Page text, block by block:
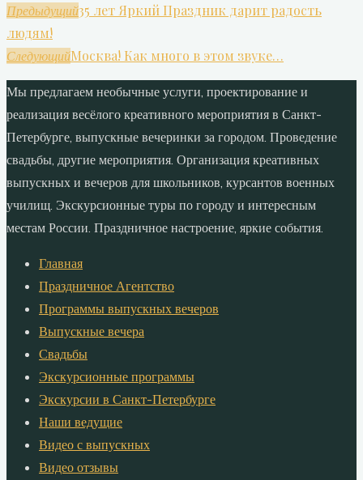
Предыдущий35 лет Яркий Праздник дарит радость
людям!
СледующийМосква! Как много в этом звуке…
Мы предлагаем необычные услуги, проектирование и
реализация весёлого креативного мероприятия в Санкт-
Петербурге, выпускные вечеринки за городом. Проведение
свадьбы, другие мероприятия. Организация креативных
выпускных и вечеров для школьников, курсантов военных
училищ. Экскурсионные туры по городу и интересным
местам России. Праздничное настроение, яркие события.
Главная
Праздничное Агентство
Программы выпускных вечеров
Выпускные вечера
Свадьбы
Экскурсионные программы
Экскурсии в Санкт-Петербурге
Наши ведущие
Видео с выпускных
Видео отзывы